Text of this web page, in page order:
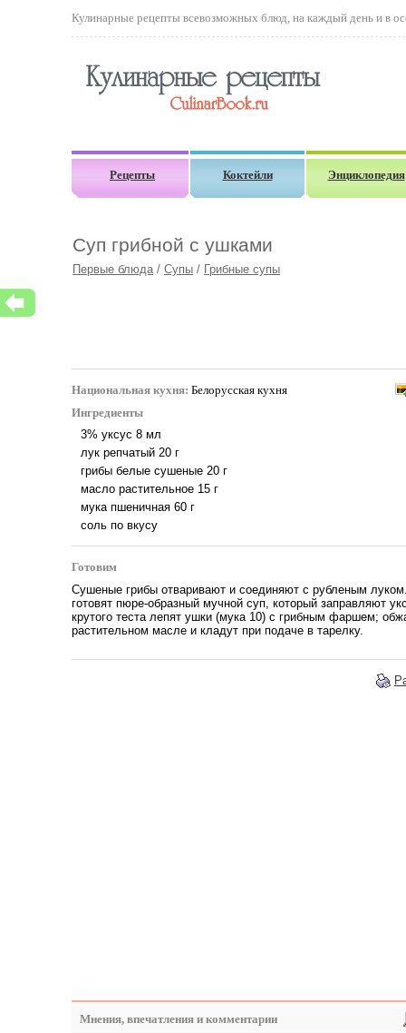
Кулинарные рецепты всевозможных блюд, на каждый день и в
Рецепты Коктейли Энциклопедия
Суп грибной с ушками
Первые блюда/ Супы / Грибные супы
Национальная кухня: Белорусская кухня
Ингредиенты
3% уксус 8 мл
лук репчатый 20 г
грибы белые сушеные 20 г
масло растительное 15 г
мука пшеничная 60 г
соль по вкусу
Готовим
Сушеные грибы отваривают и соединяют с рубленым
готовят пюре-образный мучной суп, который заправляют
крутого теста лепят ушки (мука 10) с грибным фаршем;
растительном масле и кладут при подаче в тарелку.
Мнения, впечатления и комментарии